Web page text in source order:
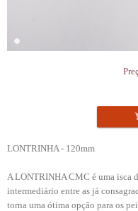
LONTRINHA - 120mm
A LONTRINHA CMC é uma isca
intermediário entre as já
torna uma ótima opção para os